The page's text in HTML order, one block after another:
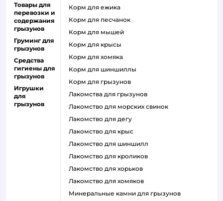
Товары для
перевозки и
содержания
грызунов
Груминг для
грызунов
Средства
гигиены для
грызунов
Игрушки
для
грызунов
корм для ежика
корм для песчанок
корм для мышей
корм для крысы
корм для хомяка
корм для шиншиллы
корм для грызунов
лакомства для грызунов
лакомство для морских свинок
лакомство для дегу
лакомство для крыс
лакомство для шиншилл
лакомство для кроликов
лакомство для хорьков
лакомство для хомяков
минеральные камни для грызунов